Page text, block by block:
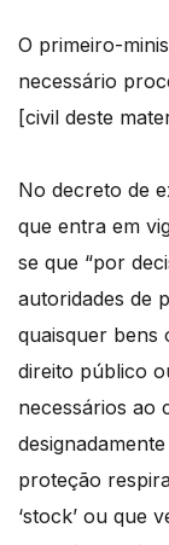
O primeiro-
necessário
[civil deste
No decreto de
que entra em
se que “por
autoridades de
quaisquer bens
direito público
necessários ao
proteção
‘stock’ ou que